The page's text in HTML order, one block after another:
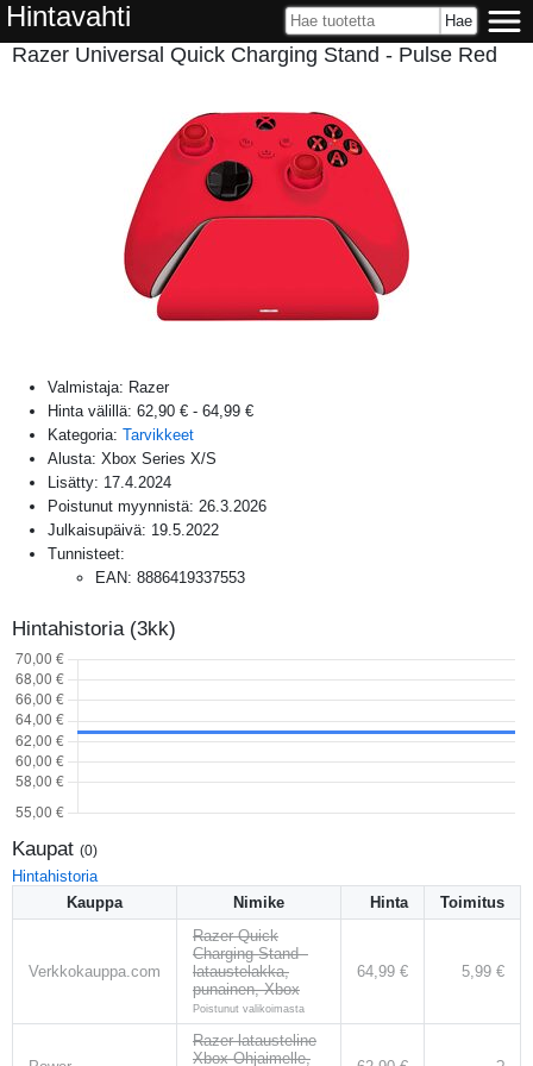
Hintavahti
Razer Universal Quick Charging Stand - Pulse Red
Valmistaja: Razer
Hinta välillä: 62,90 € - 64,99 €
Kategoria: Tarvikkeet
Alusta: Xbox Series X/S
Lisätty: 17.4.2024
Poistunut myynnistä: 26.3.2026
Julkaisupäivä: 19.5.2022
Tunnisteet:
EAN: 8886419337553
Hintahistoria (3kk)
Kaupat (0)
Hintahistoria
Kauppa
Nimike Hinta Toimitus
Verkkokauppa.com
Razer Quick
Charging Stand -
lataustelakka,
punainen, Xbox
Poistunut valikoimasta
64,99 € 5,99 €
Razer latausteline
Xbox-Ohjaimelle,